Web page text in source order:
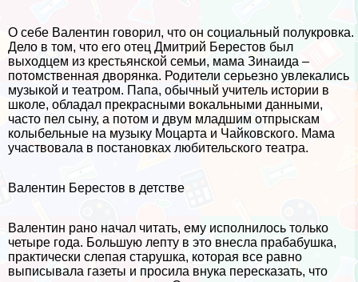
О себе Валентин говорил, что он социальный полукровка.
Дело в том, что его отец Дмитрий Берестов был
выходцем из крестьянской семьи, мама Зинаида –
потомственная дворянка. Родители серьезно увлекались
музыкой и театром. Папа, обычный учитель истории в
школе, обладал прекрасными вокальными данными,
часто пел сыну, а потом и двум младшим отпрыскам
колыбельные на музыку Моцарта и Чайковского. Мама
участвовала в постановках любительского театра.
Валентин Берестов в детстве
Валентин рано начал читать, ему исполнилось только
четыре года. Большую лепту в это внесла пpaбабушка,
пpaктически слепая старушка, которая все равно
выписывала газеты и просила внука пересказать, что